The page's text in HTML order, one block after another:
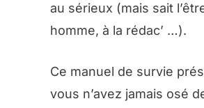
au sérieux (mais sait
homme, à la rédac’ …).
Ce manuel de survie
vous n’avez jamais osé